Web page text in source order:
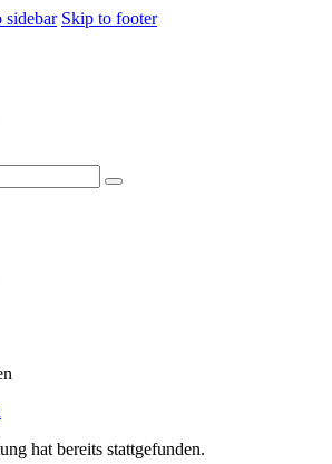
sidebar Skip to footer
hat bereits stattgefunden.